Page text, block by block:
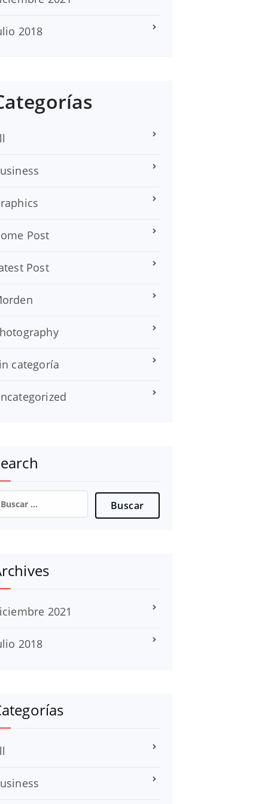
2018
Post
Post
categoría
2021
2018